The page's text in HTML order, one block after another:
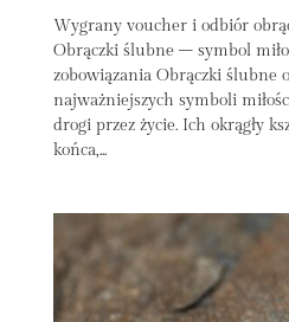
Wygrany voucher i odbiór
Obrączki ślubne – symbol
zobowiązania Obrączki ślubne
najważniejszych symboli
drogi przez życie. Ich okrągły
końca,...